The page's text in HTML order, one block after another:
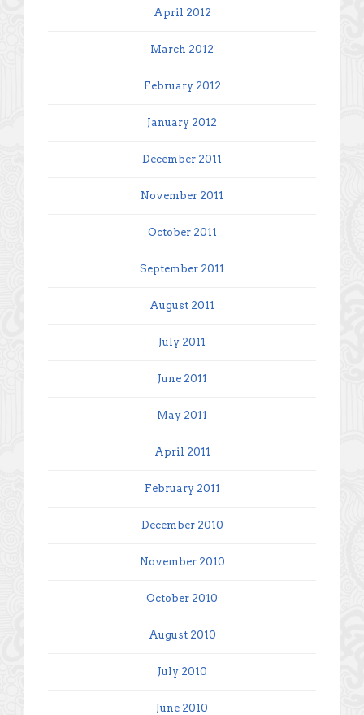
April 2012
March 2012
February 2012
January 2012
December 2011
November 2011
October 2011
September 2011
August 2011
July 2011
June 2011
May 2011
April 2011
February 2011
December 2010
November 2010
October 2010
August 2010
July 2010
June 2010